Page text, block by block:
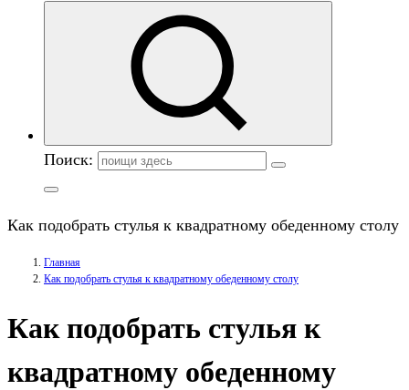
Поиск:
Как подобрать стулья к квадратному обеденному столу
Главная
Как подобрать стулья к квадратному обеденному столу
Как подобрать стулья к
квадратному обеденному